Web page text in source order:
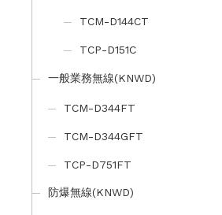
TCM-D144CT
TCP-D151C
一般業務無線(KNWD)
TCM-D344FT
TCM-D344GFT
TCP-D751FT
防爆無線(KNWD)